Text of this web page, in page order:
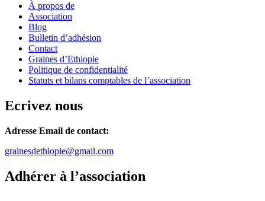
À propos de
Association
Blog
Bulletin d’adhésion
Contact
Graines d’Ethiopie
Politique de confidentialité
Statuts et bilans comptables de l’association
Ecrivez nous
Adresse Email de contact:
grainesdethiopie@gmail.com
Adhérer à l’association